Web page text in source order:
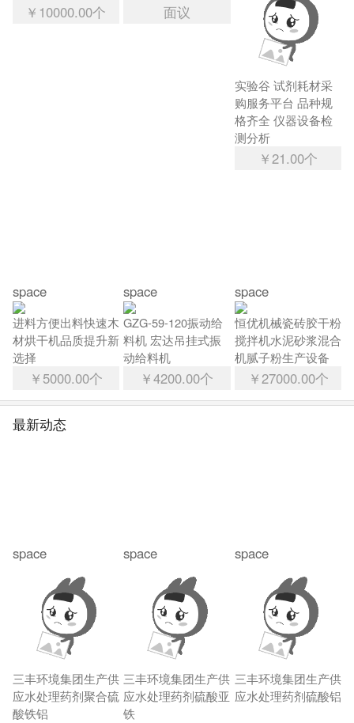
￥10000.00个 面议
实验谷 试剂耗材采
购服务平台 品种规
格齐全 仪器设备检
测分析
￥21.00个
space
进料方便出料快速木
材烘干机品质提升新
选择
￥5000.00个
space
GZG-59-120振动给
料机 宏达吊挂式振
动给料机
￥4200.00个
space
恒优机械瓷砖胶干粉
搅拌机水泥砂浆混合
机腻子粉生产设备
￥27000.00个
最新动态
space
三丰环境集团生产供
应水处理药剂聚合硫
酸铁铝
space
三丰环境集团生产供
应水处理药剂硫酸亚
铁
space
三丰环境集团生产供
应水处理药剂硫酸铝